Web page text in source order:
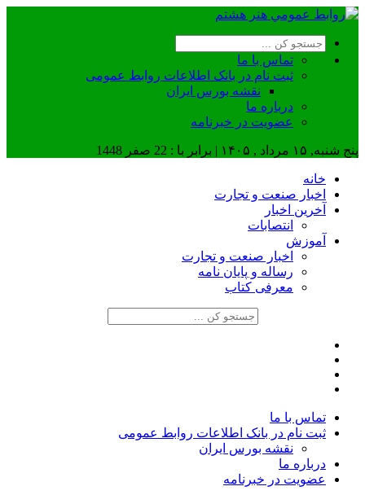
تماس با ما
ثبت نام در بانک اطلاعات روابط عمومی
نقشه بورس ایران
درباره ما
عضويت در خبرنامه
پنج شنبه, ۱۵ مرداد , ۱۴۰۵ | برابر با : 22 صفر 1448
خانه
اخبار صنعت و تجارت
آخرین اخبار
انتصابات
آموزش
اخبار صنعت و تجارت
رساله و پایان نامه
معرفی کتاب
تماس با ما
ثبت نام در بانک اطلاعات روابط عمومی
نقشه بورس ایران
درباره ما
عضويت در خبرنامه